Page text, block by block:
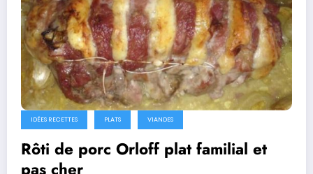
IDÉES RECETTES PLATS VIANDES
Rôti de porc Orloff plat familial et
pas cher